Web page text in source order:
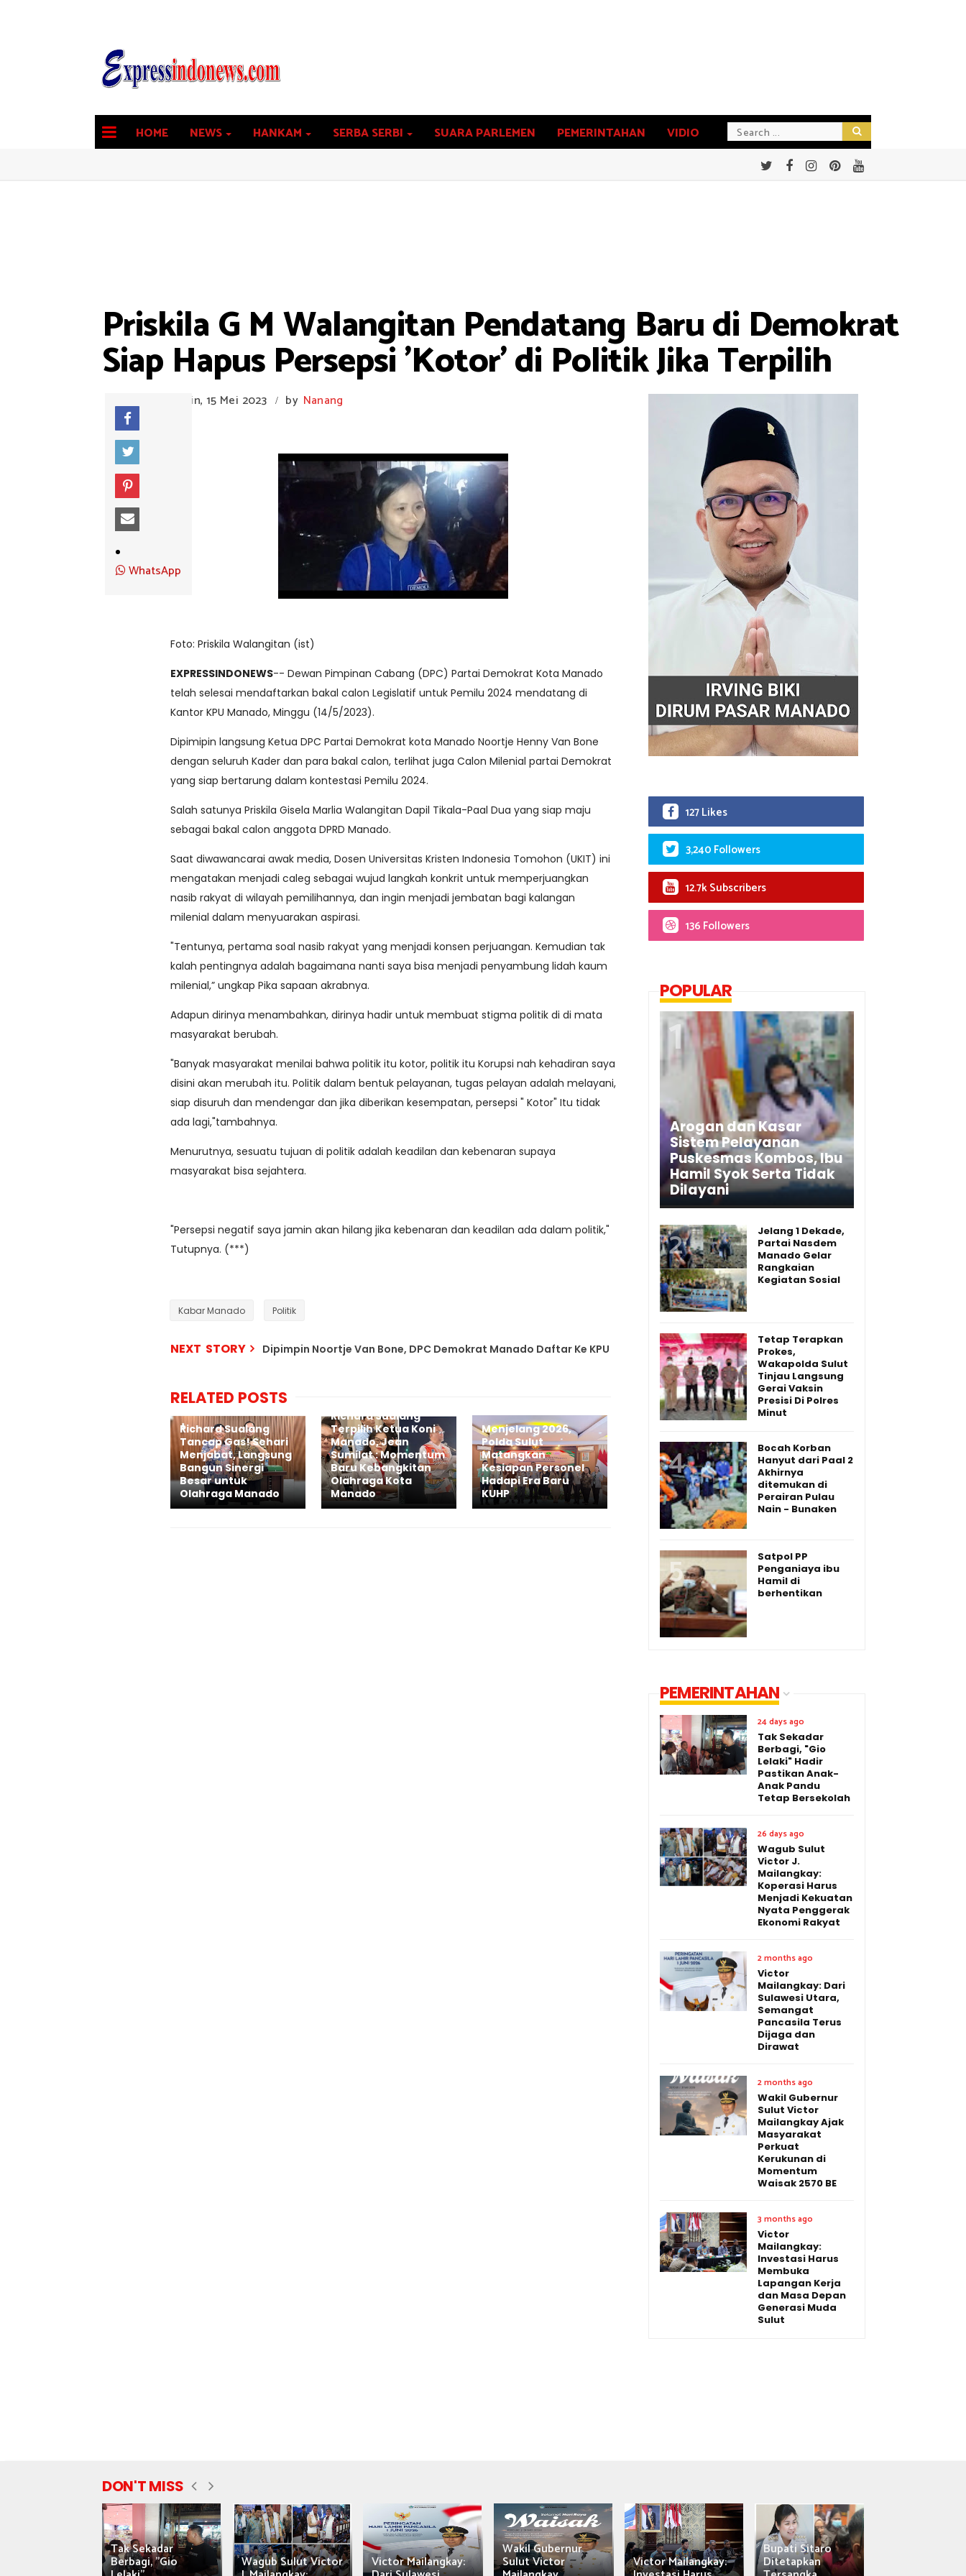
HOME NEWS HANKAM SERBA SERBI SUARA PARLEMEN PEMERINTAHAN VIDIO
Priskila G M Walangitan Pendatang Baru di Demokrat
Siap Hapus Persepsi 'Kotor' di Politik Jika Terpilih
Senin, 15 Mei 2023 / by Nanang
WhatsApp
Foto: Priskila Walangitan (ist)
EXPRESSINDONEWS-- Dewan Pimpinan Cabang (DPC) Partai Demokrat Kota Manado
telah selesai mendaftarkan bakal calon Legislatif untuk Pemilu 2024 mendatang di
Kantor KPU Manado, Minggu (14/5/2023).
Dipimipin langsung Ketua DPC Partai Demokrat kota Manado Noortje Henny Van Bone
dengan seluruh Kader dan para bakal calon, terlihat juga Calon Milenial partai Demokrat
yang siap bertarung dalam kontestasi Pemilu 2024.
Salah satunya Priskila Gisela Marlia Walangitan Dapil Tikala-Paal Dua yang siap maju
sebagai bakal calon anggota DPRD Manado.
Saat diwawancarai awak media, Dosen Universitas Kristen Indonesia Tomohon (UKIT) ini
mengatakan menjadi caleg sebagai wujud langkah konkrit untuk memperjuangkan
nasib rakyat di wilayah pemilihannya, dan ingin menjadi jembatan bagi kalangan
milenial dalam menyuarakan aspirasi.
"Tentunya, pertama soal nasib rakyat yang menjadi konsen perjuangan. Kemudian tak
kalah pentingnya adalah bagaimana nanti saya bisa menjadi penyambung lidah kaum
milenial,” ungkap Pika sapaan akrabnya.
Adapun dirinya menambahkan, dirinya hadir untuk membuat stigma politik di di mata
masyarakat berubah.
"Banyak masyarakat menilai bahwa politik itu kotor, politik itu Korupsi nah kehadiran saya
disini akan merubah itu. Politik dalam bentuk pelayanan, tugas pelayan adalah melayani,
siap disuruh dan mendengar dan jika diberikan kesempatan, persepsi " Kotor" Itu tidak
ada lagi,"tambahnya.
Menurutnya, sesuatu tujuan di politik adalah keadilan dan kebenaran supaya
masyarakat bisa sejahtera.
"Persepsi negatif saya jamin akan hilang jika kebenaran dan keadilan ada dalam politik,"
Tutupnya. (***)
Kabar Manado Politik
NEXT STORY Dipimpin Noortje Van Bone, DPC Demokrat Manado Daftar Ke KPU
RELATED POSTS
Richard Sualang
Tancap Gas! Sehari
Menjabat, Langsung
Bangun Sinergi
Besar untuk
Olahraga Manado
Richard Sualang
Terpilih Ketua Koni
Manado, Jean
Sumilat : Momentum
Baru Kebangkitan
Olahraga Kota
Manado
Menjelang 2026,
Polda Sulut
Matangkan
Kesiapan Personel
Hadapi Era Baru
KUHP
127 Likes
3,240 Followers
12.7k Subscribers
136 Followers
POPULAR
Arogan dan Kasar
Sistem Pelayanan
Puskesmas Kombos, Ibu
Hamil Syok Serta Tidak
Dilayani
Jelang 1 Dekade,
Partai Nasdem
Manado Gelar
Rangkaian
Kegiatan Sosial
Tetap Terapkan
Prokes,
Wakapolda Sulut
Tinjau Langsung
Gerai Vaksin
Presisi Di Polres
Minut
Bocah Korban
Hanyut dari Paal 2
Akhirnya
ditemukan di
Perairan Pulau
Nain - Bunaken
Satpol PP
Penganiaya ibu
Hamil di
berhentikan
PEMERINTAHAN
24 days ago
Tak Sekadar
Berbagi, "Gio
Lelaki" Hadir
Pastikan Anak-
Anak Pandu
Tetap Bersekolah
26 days ago
Wagub Sulut
Victor J.
Mailangkay:
Koperasi Harus
Menjadi Kekuatan
Nyata Penggerak
Ekonomi Rakyat
2 months ago
Victor
Mailangkay: Dari
Sulawesi Utara,
Semangat
Pancasila Terus
Dijaga dan
Dirawat
2 months ago
Wakil Gubernur
Sulut Victor
Mailangkay Ajak
Masyarakat
Perkuat
Kerukunan di
Momentum
Waisak 2570 BE
3 months ago
Victor
Mailangkay:
Investasi Harus
Membuka
Lapangan Kerja
dan Masa Depan
Generasi Muda
Sulut
DON'T MISS
Tak Sekadar
Berbagi, "Gio Wagub Sulut Victor Victor Mailangkay:
Wakil Gubernur
Sulut Victor Victor Mailangkay:
Bupati Sitaro
Ditetapkan